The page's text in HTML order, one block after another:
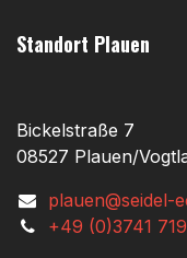
Standort Plauen
Bickelstraße 7
08527 Plauen/
plauen@seidel-
+49 (0)3741